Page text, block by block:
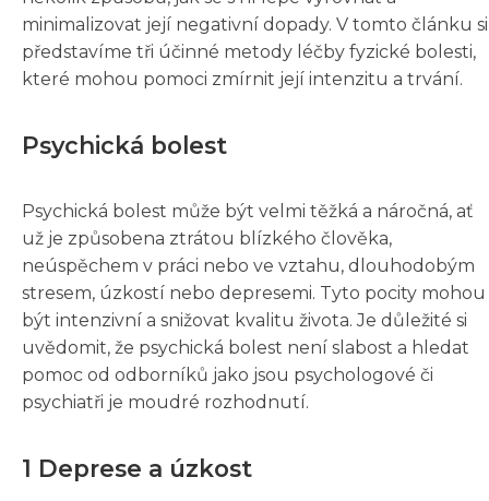
minimalizovat její negativní dopady. V tomto článku si
představíme tři účinné metody léčby fyzické bolesti,
které mohou pomoci zmírnit její intenzitu a trvání.
Psychická bolest
Psychická bolest může být velmi těžká a náročná, ať
už je způsobena ztrátou blízkého člověka,
neúspěchem v práci nebo ve vztahu, dlouhodobým
stresem, úzkostí nebo depresemi. Tyto pocity mohou
být intenzivní a snižovat kvalitu života. Je důležité si
uvědomit, že psychická bolest není slabost a hledat
pomoc od odborníků jako jsou psychologové či
psychiatři je moudré rozhodnutí.
1 Deprese a úzkost